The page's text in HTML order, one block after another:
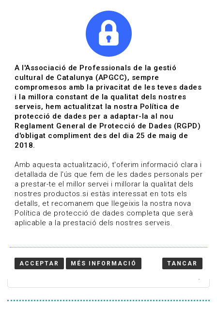
Actualitza't
Vols estar al dia?
HOME / BLOG
Estigues al dia
Convocatòries, activitats i notícies del sector de la
cultura.
A l'Associació de Professionals de la gestió
cultural de Catalunya (APGCC), sempre
compromesos amb la privacitat de les teves dades
i la millora constant de la qualitat dels nostres
serveis, hem actualitzat la nostra Política de
protecció de dades per a adaptar-la al nou
Reglament General de Protecció de Dades (RGPD)
d'obligat compliment des del dia 25 de maig de
2018.
Amb aquesta actualització, t'oferim informació clara i
detallada de l'ús que fem de les dades personals per
a prestar-te el millor servei i millorar la qualitat dels
nostres productos.si estàs interessat en tots els
detalls, et recomanem que llegeixis la nostra nova
Política de protecció de dades completa que serà
aplicable a la prestació dels nostres serveis.
ACCEPTAR MÉS INFORMACIÓ TANCAR